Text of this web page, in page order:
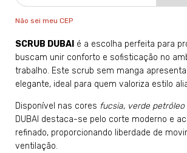
Não sei meu CEP
SCRUB DUBAI é a escolha perfeita para
buscam unir conforto e sofisticação no
trabalho. Este scrub sem manga
elegante, ideal para quem valoriza estilo
Disponível nas cores fucsia, verde petróleo
DUBAI destaca-se pelo corte moderno e
refinado, proporcionando liberdade de
ventilação.